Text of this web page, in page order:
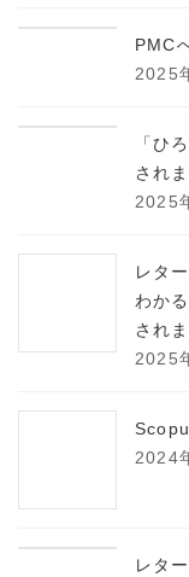
PMC
2025
「ひ
され
2025
レタ
わか
され
2025
2024
レタ